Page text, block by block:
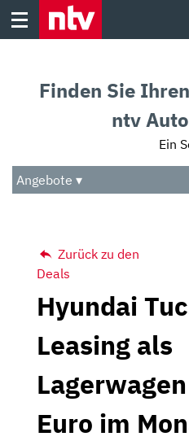
Skip
Audio
Das Beste
Finden Sie
ntv
Ein
Angebote ▾
Zurück zu den
Deals
Hyundai
Leasing als
Euro im